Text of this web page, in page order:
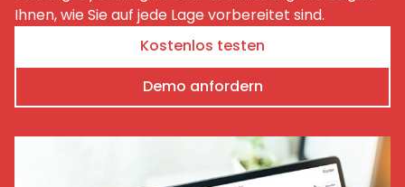
Ihnen, wie Sie auf jede Lage vorbereitet sind.
Kostenlos testen
Demo anfordern